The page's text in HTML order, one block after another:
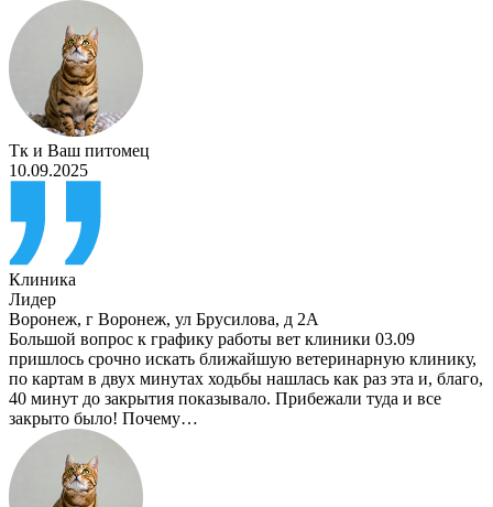
Тк и Ваш питомец
10.09.2025
Клиника
Лидер
Воронеж, г Воронеж, ул Брусилова, д 2А
Большой вопрос к графику работы вет клиники 03.09
пришлось срочно искать ближайшую ветеринарную клинику,
по картам в двух минутах ходьбы нашлась как раз эта и, благо,
40 минут до закрытия показывало. Прибежали туда и все
закрыто было! Почему…